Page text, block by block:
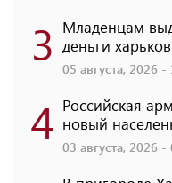
3 Младенцам
деньги
05 августа, 2026 -
4 Российская
новый
03 августа, 2026 -